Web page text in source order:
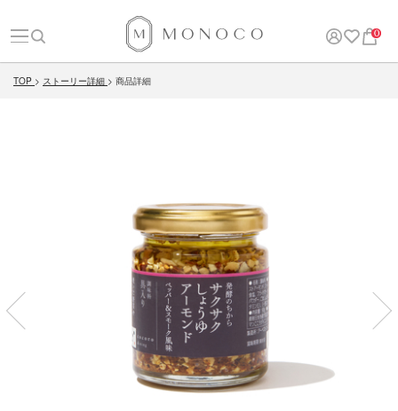
0
TOP ストーリー詳細 商品詳細